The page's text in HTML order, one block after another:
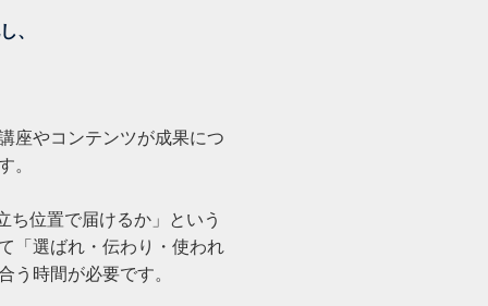
、
座やコンテンツが成果につ
。
位置で届けるか」という
「選ばれ・伝わり・使われ
う時間が必要です。